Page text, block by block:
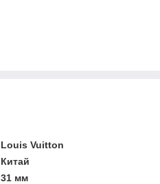
Louis Vuitton
Китай
31 мм